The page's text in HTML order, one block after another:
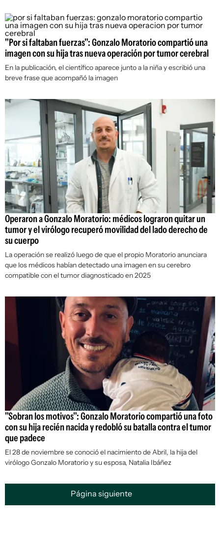
"Por si faltaban fuerzas": Gonzalo Moratorio compartió una
imagen con su hija tras nueva operación por tumor cerebral
En la publicación, el científico aparece junto a la niña y escribió una
breve frase que acompañó la imagen
Operaron a Gonzalo Moratorio: médicos lograron quitar un
tumor y el virólogo recuperó movilidad del lado derecho de
su cuerpo
La operación se realizó luego de que el propio Moratorio anunciara
que los médicos habían detectado una imagen en su cerebro
compatible con el tumor diagnosticado en 2025
"Sobran los motivos": Gonzalo Moratorio compartió una foto
con su hija recién nacida y redobló su batalla contra el tumor
que padece
El 28 de noviembre se conoció el nacimiento de Abril, la hija del
virólogo Gonzalo Moratorio y su esposa, Natalia Ibáñez
Página siguiente